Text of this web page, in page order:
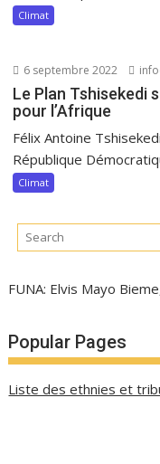
Climat
6 septembre 2022
Le Plan Tshisekedi
pour l’Afrique
Félix Antoine
République
Climat
FUNA: Elvis Mayo
Popular Pages
Liste des ethnies et